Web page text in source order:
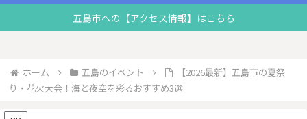
五島市への【アクセス情報】はこちら
ホーム 五島のイベント
【2026最新】五島市の夏祭
り・花火大会！海と夜空を彩るおすすめ3選